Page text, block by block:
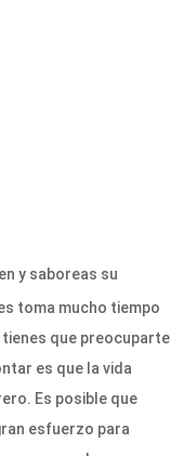
y saboreas su
toma mucho tiempo
que preocuparte
es que la vida
Es posible que
esfuerzo para